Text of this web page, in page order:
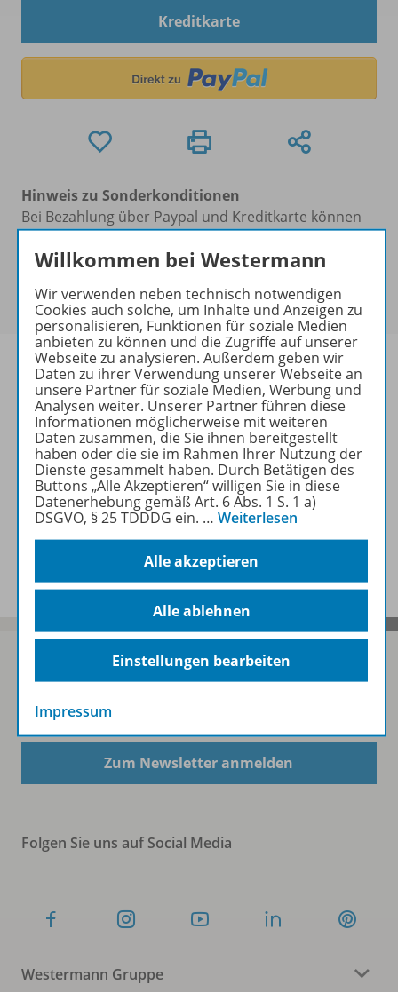
Kreditkarte
Hinweis zu Sonderkonditionen
Bei Bezahlung über Paypal und Kreditkarte können
keine Sonderkonditionen gewährt werden.
Sie haben ein passendes Spar-Paket?
sich bitte an.
Informationen
Weitere Inhalte der Ausgabe
Sofort profitieren
Zum Newsletter anmelden
Folgen Sie uns auf Social Media
Westermann Gruppe
Willkommen bei Westermann
Wir verwenden neben technisch notwendigen
Cookies auch solche, um Inhalte und Anzeigen zu
personalisieren, Funktionen für soziale Medien
anbieten zu können und die Zugriffe auf unserer
Webseite zu analysieren. Außerdem geben wir
Daten zu ihrer Verwendung unserer Webseite an
unsere Partner für soziale Medien, Werbung und
Analysen weiter. Unserer Partner führen diese
Informationen möglicherweise mit weiteren
Daten zusammen, die Sie ihnen bereitgestellt
haben oder die sie im Rahmen Ihrer Nutzung der
Dienste gesammelt haben. Durch Betätigen des
Buttons „Alle Akzeptieren“ willigen Sie in diese
Datenerhebung gemäß Art. 6 Abs. 1 S. 1 a)
DSGVO, § 25 TDDDG ein. … Weiterlesen
Alle akzeptieren
Alle ablehnen
Einstellungen bearbeiten
Impressum